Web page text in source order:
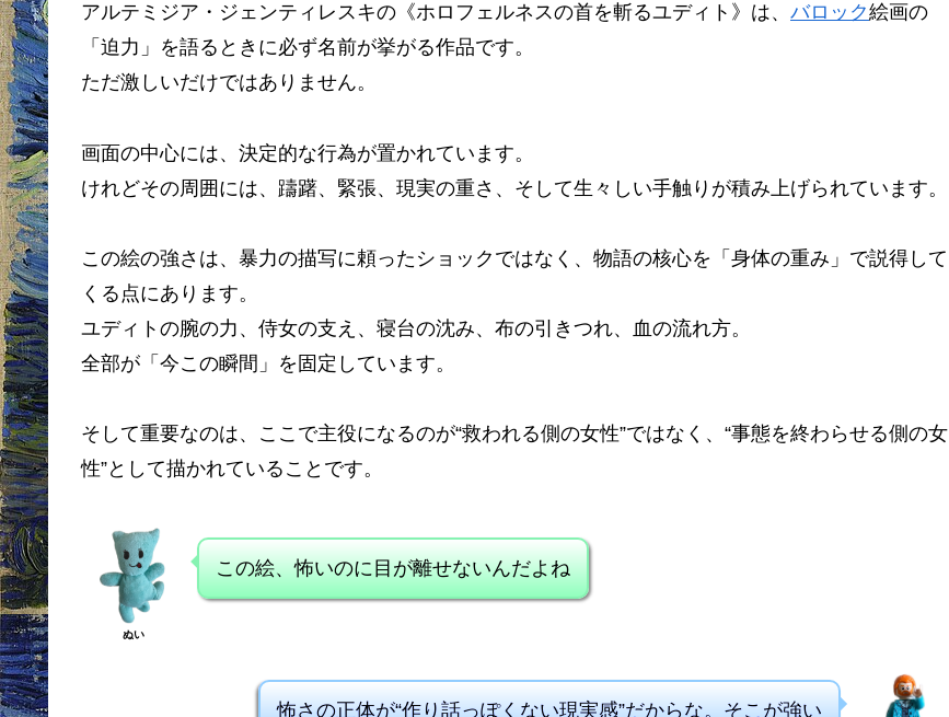
アルテミジア・ジェンティレスキの《ホロフェルネスの首を斬るユディト》は、 バロック絵画の
「迫力」を語るときに必ず名前が挙がる作品です。
ただ激しいだけではありません。
画面の中心には、決定的な行為が置かれています。
けれどその周囲には、躊躇、緊張、現実の重さ、そして生々しい手触りが積み上げられています。
この絵の強さは、暴力の描写に頼ったショックではなく、物語の核心を「身体の重み」で説得して
くる点にあります。
ユディトの腕の力、侍女の支え、寝台の沈み、布の引きつれ、血の流れ方。
全部が「今この瞬間」を固定しています。
そして重要なのは、ここで主役になるのが“救われる側の女性”ではなく、“事態を終わらせる側の女
性”として描かれていることです。
ぬい
この絵、怖いのに目が離せないんだよね
怖さの正体が“作り話っぽくない現実感”だからな。そこが強い